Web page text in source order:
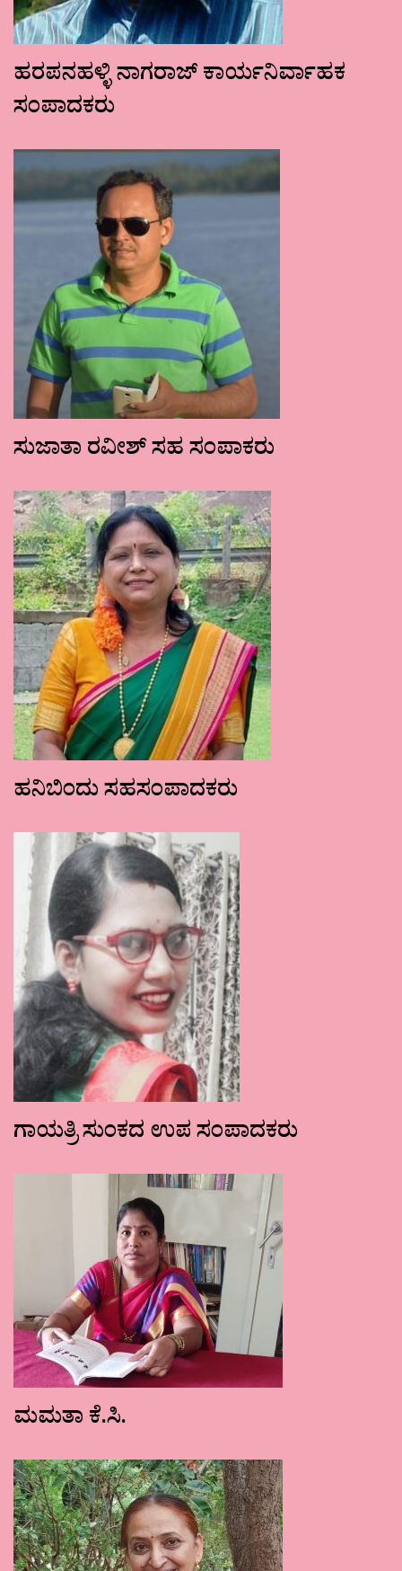
ಹರಪನಹಳ್ಳಿ ನಾಗರಾಜ್ ಕಾರ್ಯನಿರ್ವಾಹಕ
ಸಂಪಾದಕರು
ಸುಜಾತಾ ರವೀಶ್ ಸಹ ಸಂಪಾಕರು
ಹನಿಬಿಂದು ಸಹಸಂಪಾದಕರು
ಗಾಯತ್ರಿ ಸುಂಕದ ಉಪ ಸಂಪಾದಕರು
ಮಮತಾ ಕೆ.ಸಿ.